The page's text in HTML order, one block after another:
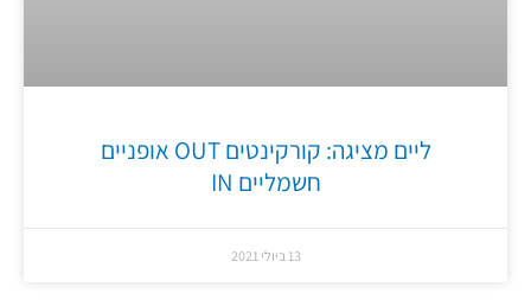
ליים מציגה: קורקינטים OUT אופניים
חשמליים IN
13 ביולי 2021